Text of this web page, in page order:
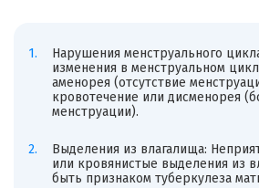
Нарушения менструального
изменения в менструальном
аменорея (отсутствие
кровотечение или дисменорея
менструации).
Выделения из влагалища:
или кровянистые выделения из
быть признаком туберкулеза